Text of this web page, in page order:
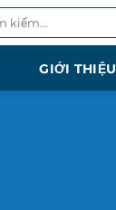
GIỚI THIỆU